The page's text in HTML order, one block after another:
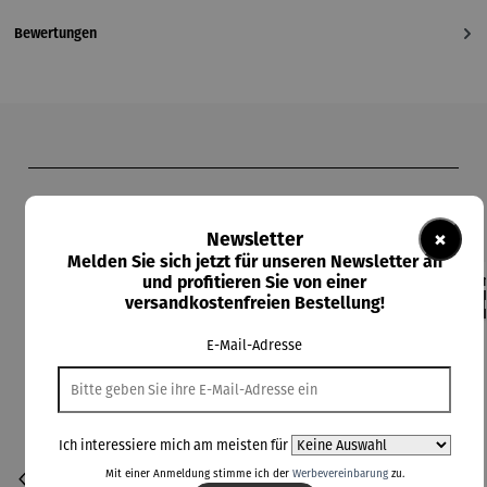
Bewertungen
Derzeit vergriffen
42% gespartRabatt30% gespartRabatt
×
Newsletter
Melden Sie sich jetzt für unseren Newsletter an
und profitieren Sie von einer
versandkostenfreien Bestellung!
E-Mail-Adresse
Ich interessiere mich am meisten für
Mit einer Anmeldung stimme ich der Werbevereinbarungzu.